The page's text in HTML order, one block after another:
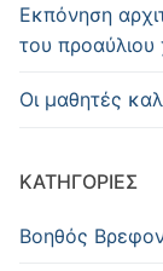
Εκπόνηση
του
Οι μαθητές
KΑΤΗΓΟΡΊΕΣ
Βοηθός